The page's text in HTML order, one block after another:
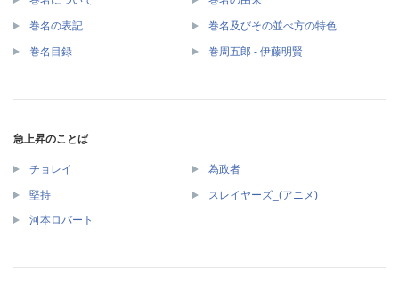
巻名の表記 巻名及びその並べ方の特色
巻名目録 巻周五郎 - 伊藤明賢
急上昇のことば
チョレイ 為政者
堅持 スレイヤーズ_(アニメ)
河本ロバート